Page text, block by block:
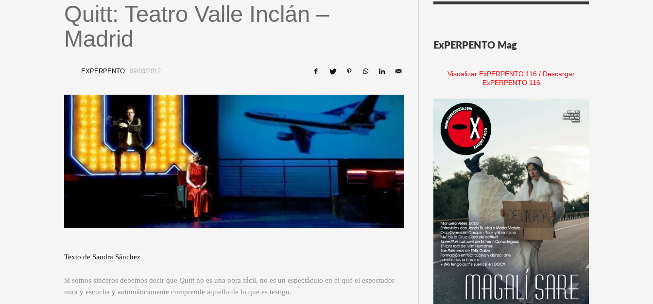
Quitt: Teatro Valle Inclán –
Madrid
EXPERPENTO 09/03/2012
Texto de Sandra Sánchez
Si somos sinceros debemos decir que Quittno es una obra fácil, no es un espectáculo en el que el espectador
mira y escucha y automáticamente comprende aquello de lo que es testigo.
ExPERPENTO Mag
Visualizar ExPERPENTO 116 / Descargar
ExPERPENTO 116